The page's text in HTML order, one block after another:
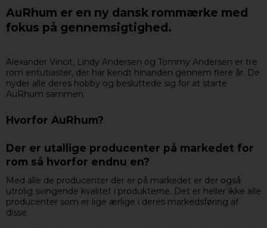
AuRhum er en ny dansk rommærke med
fokus på gennemsigtighed.
Alexander Vincit, Lindy Andersen og Tommy Andersen er tre
rom entutiaster, der har kendt hinanden gennem flere år. De
nyder alle deres hobby og besluttede sig for at starte
AuRhum sammen.
Hvorfor AuRhum?
Der er utallige producenter på markedet for
rom så hvorfor endnu en?
Med alle de producenter der er på markedet er der også
utrolig svingende kvalitet i produkterne. Det er heller ikke alle
producenter som er lige ærlige i deres markedsføring af
disse.